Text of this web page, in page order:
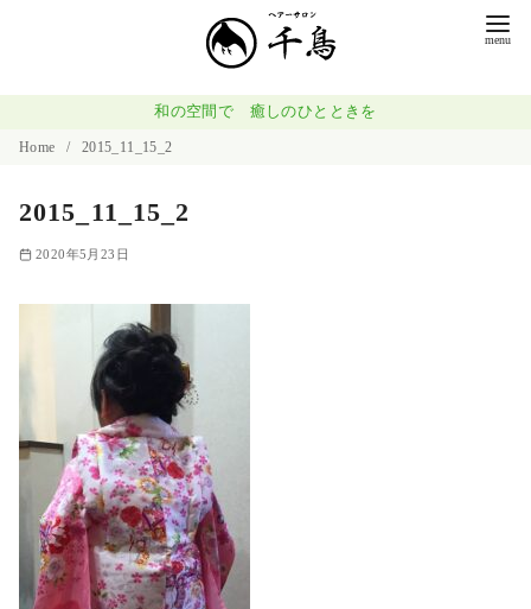
和の空間で 癒しのひとときを
Home 2015_11_15_2
2015_11_15_2
2020年5月23日